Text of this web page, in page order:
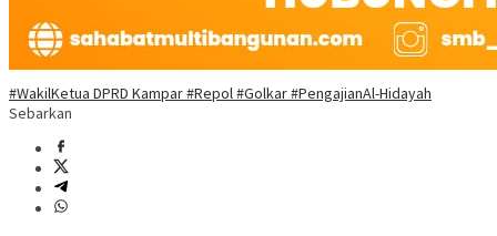
#WakilKetua DPRD Kampar #Repol #Golkar #PengajianAl-Hidayah
Sebarkan